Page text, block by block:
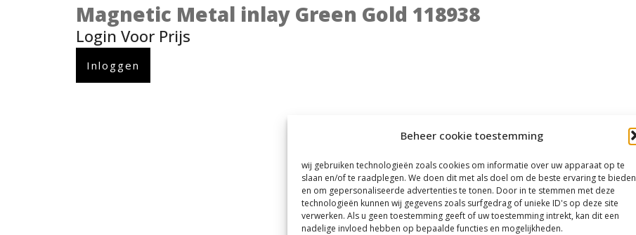
Beheer cookie toestemming
wij gebruiken technologieën zoals cookies om informatie over uw apparaat op te
slaan en/of te raadplegen. We doen dit met als doel om de beste ervaring te bieden
en om gepersonaliseerde advertenties te tonen. Door in te stemmen met deze
technologieën kunnen wij gegevens zoals surfgedrag of unieke ID's op deze site
verwerken. Als u geen toestemming geeft of uw toestemming intrekt, kan dit een
nadelige invloed hebben op bepaalde functies en mogelijkheden.
Magnetic Metal inlay Green Gold 118938
Login Voor Prijs
Inloggen